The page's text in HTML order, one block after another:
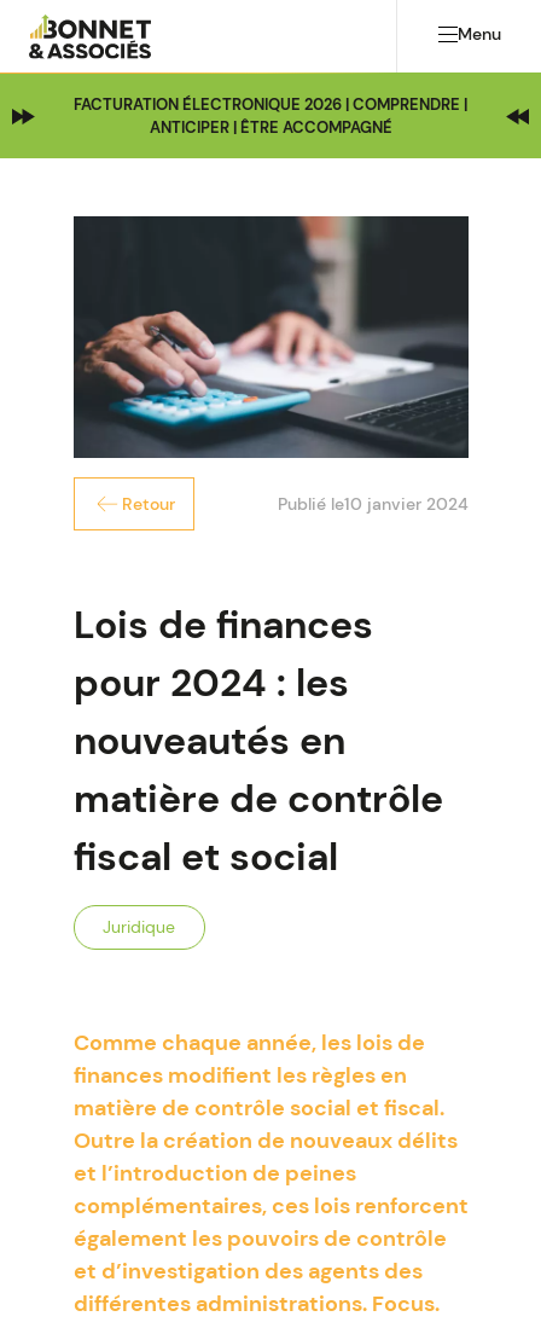
Menu
FACTURATION ÉLECTRONIQUE 2026 | COMPRENDRE |
ANTICIPER | ÊTRE ACCOMPAGNÉ
Retour Publié le10 janvier 2024
Lois de finances
pour 2024 : les
nouveautés en
matière de contrôle
fiscal et social
Juridique
Comme chaque année, les lois de
finances modifient les règles en
matière de contrôle social et fiscal.
Outre la création de nouveaux délits
et l’introduction de peines
complémentaires, ces lois renforcent
également les pouvoirs de contrôle
et d’investigation des agents des
différentes administrations. Focus.